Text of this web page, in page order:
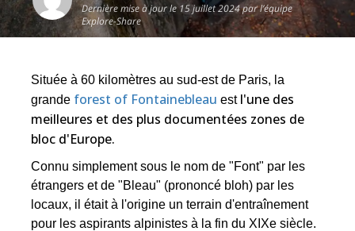
Dernière mise à jour le 15 juillet 2024 par l’équipe
Explore-Share
Située à 60 kilomètres au sud-est de Paris, la
grande forest of Fontainebleau est l'une des
meilleures et des plus documentées zones de
bloc d'Europe.
Connu simplement sous le nom de "Font" par les
étrangers et de "Bleau" (prononcé bloh) par les
locaux, il était à l'origine un terrain d'entraînement
pour les aspirants alpinistes à la fin du XIXe siècle.